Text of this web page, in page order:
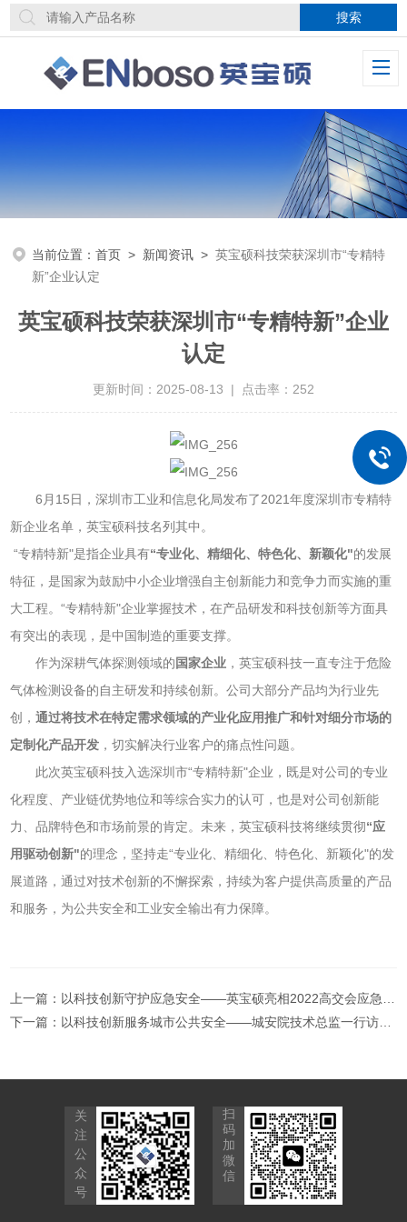
当前位置：首页 > 新闻资讯 >英宝硕科技荣获深圳市“专精特
新”企业认定
英宝硕科技荣获深圳市“专精特新”企业
认定
更新时间：2025-08-13 | 点击率：252
6月15日，深圳市工业和信息化局发布了2021年度深圳市专精特
新企业名单，英宝硕科技名列其中。
“专精特新"是指企业具有“专业化、精细化、特色化、新颖化"的发展
特征，是国家为鼓励中小企业增强自主创新能力和竞争力而实施的重
大工程。“专精特新"企业掌握技术，在产品研发和科技创新等方面具
有突出的表现，是中国制造的重要支撑。
作为深耕气体探测领域的国家企业 ，英宝硕科技一直专注于危险
气体检测设备的自主研发和持续创新。公司大部分产品均为行业先
创，通过将技术在特定需求领域的产业化应用推广和针对细分市场的
定制化产品开发 ，切实解决行业客户的痛点性问题。
此次英宝硕科技入选深圳市“专精特新"企业，既是对公司的专业
化程度、产业链优势地位和等综合实力的认可，也是对公司创新能
力、品牌特色和市场前景的肯定。未来，英宝硕科技将继续贯彻“应
用驱动创新"的理念，坚持走“专业化、精细化、特色化、新颖化"的发
展道路，通过对技术创新的不懈探索，持续为客户提供高质量的产品
和服务，为公共安全和工业安全输出有力保障。
上一篇： 以科技创新守护应急安全——英宝硕亮相2022高交会应急安全科技展
下一篇： 以科技创新服务城市公共安全——城安院技术总监一行访问英宝硕
关
注
公
众
号
扫
码
加
微
信